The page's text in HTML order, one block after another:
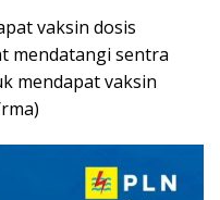
vaksin dosis
mendatangi sentra
mendapat vaksin